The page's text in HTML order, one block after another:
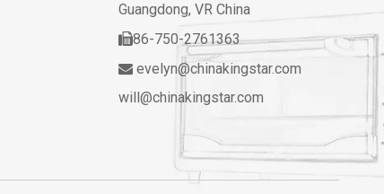
Guangdong,VR China
86-750-2761363
 evelyn@chinakingstar.com
will@chinakingstar.com